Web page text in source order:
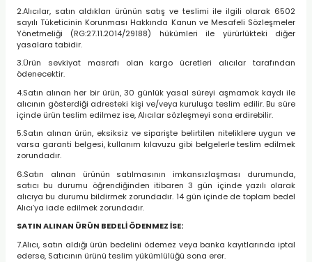
2.Alıcılar, satın aldıkları ürünün satış ve teslimi ile ilgili olarak 6502
sayılı Tüketicinin Korunması Hakkında Kanun ve Mesafeli Sözleşmeler
Yönetmeliği (RG:27.11.2014/29188) hükümleri ile yürürlükteki diğer
yasalara tabidir.
3.Ürün sevkiyat masrafı olan kargo ücretleri alıcılar tarafından
ödenecektir.
4.Satın alınan her bir ürün, 30 günlük yasal süreyi aşmamak kaydı ile
alıcının gösterdiği adresteki kişi ve/veya kuruluşa teslim edilir. Bu süre
içinde ürün teslim edilmez ise, Alıcılar sözleşmeyi sona erdirebilir.
5.Satın alınan ürün, eksiksiz ve siparişte belirtilen niteliklere uygun ve
varsa garanti belgesi, kullanım kılavuzu gibi belgelerle teslim edilmek
zorundadır.
6.Satın alınan ürünün satılmasının imkansızlaşması durumunda,
satıcı bu durumu öğrendiğinden itibaren 3 gün içinde yazılı olarak
alıcıya bu durumu bildirmek zorundadır. 14 gün içinde de toplam bedel
Alıcı’ya iade edilmek zorundadır.
SATIN ALINAN ÜRÜN BEDELİ ÖDENMEZ İSE:
7.Alıcı, satın aldığı ürün bedelini ödemez veya banka kayıtlarında iptal
ederse, Satıcının ürünü teslim yükümlülüğü sona erer.